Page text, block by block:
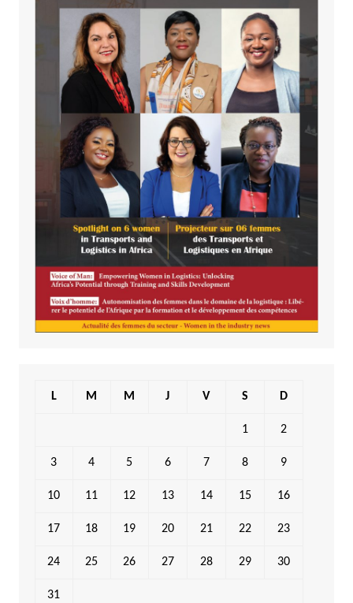
L M M J V S D
1 2
3 4 5 6 7 8 9
10 11 12 13 14 15 16
17 18 19 20 21 22 23
24 25 26 27 28 29 30
31